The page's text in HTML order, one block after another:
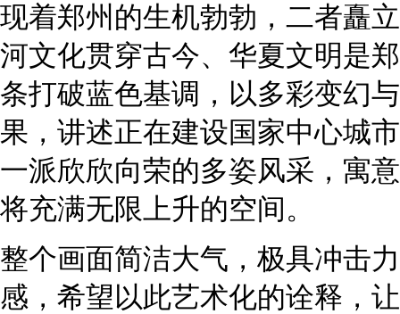
现着郑州的生机勃勃，二者矗
河文化贯穿古今、华夏文明是
条打破蓝色基调，以多彩变幻
果，讲述正在建设国家中心城
一派欣欣向荣的多姿风采，寓
将充满无限上升的空间。
整个画面简洁大气，极具冲击
感，希望以此艺术化的诠释，